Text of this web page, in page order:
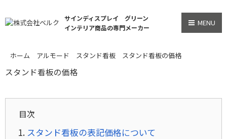
サインディスプレイ グリーン
インテリア商品の専門メーカー
MENU
ホーム アルモード スタンド看板 スタンド看板の価格
スタンド看板の価格
目次
スタンド看板の表記価格について